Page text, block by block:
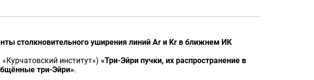
столкновительного уширения линий Ar и Kr в ближнем ИК
институт») «Три-Эйри пучки, их распространение в
три-Эйри».